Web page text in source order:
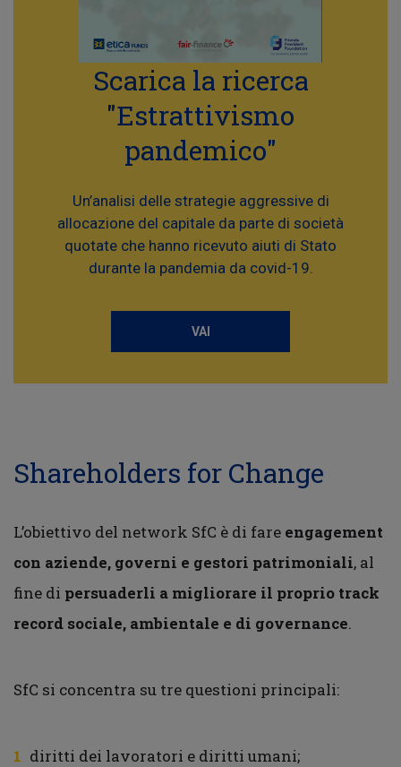
Scarica la ricerca
"Estrattivismo
pandemico"
Un’analisi delle strategie aggressive di
allocazione del capitale da parte di società
quotate che hanno ricevuto aiuti di Stato
durante la pandemia da covid-19.
VAI
Shareholders for Change
L’obiettivo del network SfC è di fare engagement
con aziende, governi e gestori patrimoniali, al
fine di persuaderli a migliorare il proprio track
record sociale, ambientale e di governance.
SfC si concentra su tre questioni principali:
diritti dei lavoratori e diritti umani;